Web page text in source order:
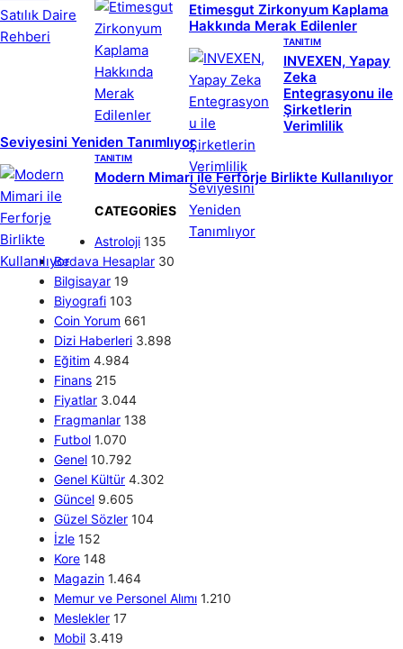
Etimesgut Zirkonyum Kaplama
Hakkında Merak Edilenler
TANITIM
INVEXEN, Yapay
Zeka
Entegrasyonu ile
Şirketlerin
Verimlilik
Seviyesini Yeniden Tanımlıyor
TANITIM
Modern Mimari ile Ferforje Birlikte Kullanılıyor
CATEGORIES
Astroloji 135
Bedava Hesaplar 30
Bilgisayar 19
Biyografi 103
Coin Yorum 661
Dizi Haberleri 3.898
Eğitim 4.984
Finans 215
Fiyatlar 3.044
Fragmanlar 138
Futbol 1.070
Genel 10.792
Genel Kültür 4.302
Güncel 9.605
Güzel Sözler 104
İzle 152
Kore 148
Magazin 1.464
Memur ve Personel Alımı 1.210
Meslekler 17
Mobil 3.419